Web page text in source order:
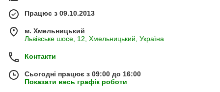
Працює з 09.10.2013
м. Хмельницький
Львівське шосе, 12, Хмельницький, Україна
Контакти
Сьогодні працює з 09:00 до 16:00
Показати весь графік роботи